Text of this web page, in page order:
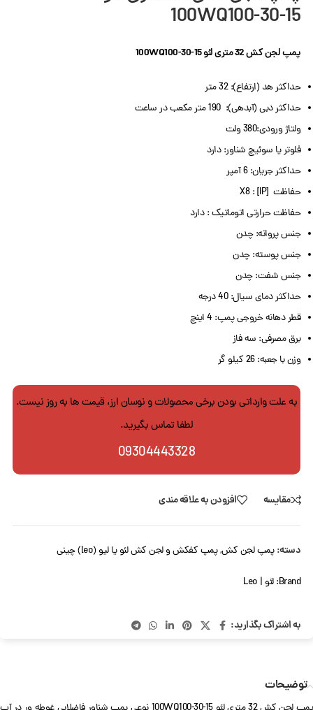
100WQ100-30-15
پمپ لجن کش 32 متری لئو 100WQ100-30-15
حداکثر هد (ارتفاع): 32 متر
حداکثر دبی (آبدهی): 190 متر مکعب در ساعت
ولتاژ ورودی:380 ولت
فلوتر یا سوئیچ شناور: دارد
حداکثر جریان: 6 آمپر
حفاظت [IP] : X8
حفاظت حرارتی اتوماتیک : دارد
جنس پروانه: چدن
جنس پوسته: چدن
جنس شفت: چدن
حداکثر دمای سیال: 40 درجه
قطر دهانه خروجی پمپ: 4 اینچ
برق مصرفی: سه فاز
وزن با جعبه: 26 کیلو گر
به علت وارداتی بودن برخی محصولات و نوسان ارز، قیمت ها به روز نیست.
لطفا تماس بگیرید.
09304443328
مقایسه افزودن به علاقه مندی
دسته: پمپ لجن کش,پمپ کفکش و لجن کش لئو یا لیو (leo) چینی
Brand: لئو | Leo
به اشتراک بگذارید:
توضیحات